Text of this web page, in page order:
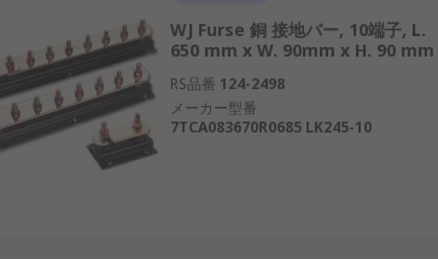
WJ Furse 銅 接地バー, 10端子, L.
650 mm x W. 90mm x H. 90 mm
RS品番 124-2498
メーカー型番
7TCA083670R0685 LK245-10